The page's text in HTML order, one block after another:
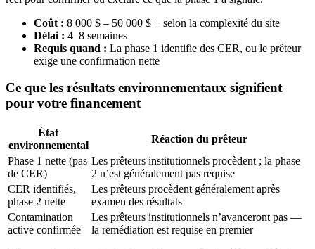
Coût : 8 000 $ – 50 000 $ + selon la complexité du site
Délai : 4–8 semaines
Requis quand : La phase 1 identifie des CER, ou le prêteur
exige une confirmation nette
Ce que les résultats environnementaux signifient
pour votre financement
État
environnemental
Réaction du prêteur
Phase 1 nette (pas
de CER)
Les prêteurs institutionnels procèdent ; la phase
2 n’est généralement pas requise
CER identifiés,
phase 2 nette
Les prêteurs procèdent généralement après
examen des résultats
Contamination
active confirmée
Les prêteurs institutionnels n’avanceront pas —
la remédiation est requise en premier